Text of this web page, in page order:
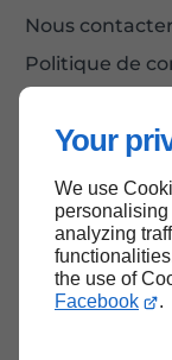
Your
We use
analyzing
the use of
Facebook
.
Nous contacter
Politique de